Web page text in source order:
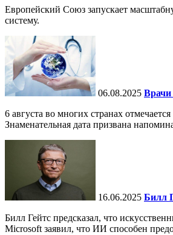
Европейский Союз запускает
систему.
06.08.2025 Врачи
6 августа во многих странах
Знаменательная дата призвана
16.06.2025 Билл
Билл Гейтс предсказал, что
Microsoft заявил, что ИИ способен